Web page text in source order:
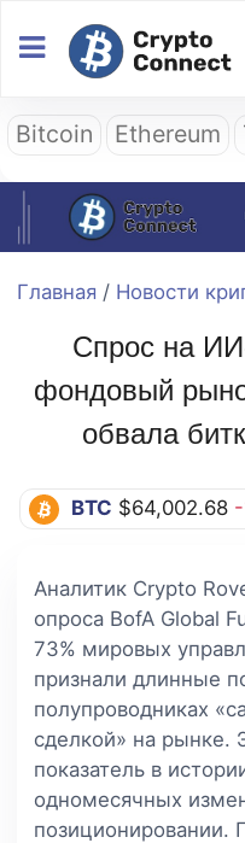
Bitcoin Ethereum
Главная / Новости
Спрос на
фондовый
обвала
BTC $64,002.68
Аналитик Crypto
опроса BofA Global
73% мировых
признали длинные
полупроводниках
сделкой» на рынке.
показатель в
одномесячных
позиционировании.